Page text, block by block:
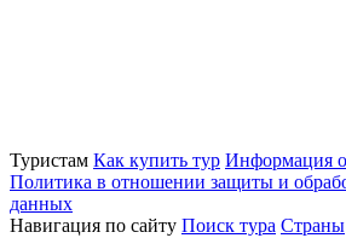
Туристам Как купить тур Информация
Политика в отношении защиты и
данных
Навигация по сайту Поиск тура Страны